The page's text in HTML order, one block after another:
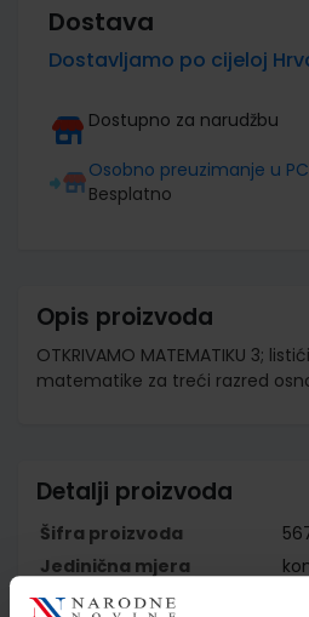
Dostava
Dostavljamo po cijeloj
Dostupno za narudžbu
Osobno preuzimanje u
Besplatno
Opis proizvoda
OTKRIVAMO MATEMATIKU 3;
matematike za treći razred
Detalji proizvoda
Šifra proizvoda
Jedinična mjera
Nakladnik